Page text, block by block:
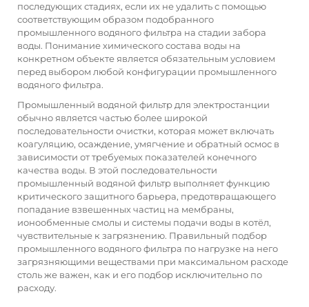
последующих стадиях, если их не удалить с помощью
соответствующим образом подобранного
промышленного водяного фильтра на стадии забора
воды. Понимание химического состава воды на
конкретном объекте является обязательным условием
перед выбором любой конфигурации промышленного
водяного фильтра.
Промышленный водяной фильтр для электростанции
обычно является частью более широкой
последовательности очистки, которая может включать
коагуляцию, осаждение, умягчение и обратный осмос в
зависимости от требуемых показателей конечного
качества воды. В этой последовательности
промышленный водяной фильтр выполняет функцию
критического защитного барьера, предотвращающего
попадание взвешенных частиц на мембраны,
ионообменные смолы и системы подачи воды в котёл,
чувствительные к загрязнению. Правильный подбор
промышленного водяного фильтра по нагрузке на него
загрязняющими веществами при максимальном расходе
столь же важен, как и его подбор исключительно по
расходу.